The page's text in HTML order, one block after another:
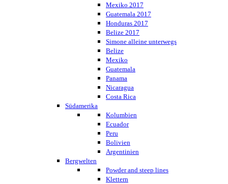
Mexiko 2017
Guatemala 2017
Honduras 2017
Belize 2017
Simone alleine unterwegs
Belize
Mexiko
Guatemala
Panama
Nicaragua
Costa Rica
Südamerika
Kolumbien
Ecuador
Peru
Bolivien
Argentinien
Bergwelten
Powder and steep lines
Klettern